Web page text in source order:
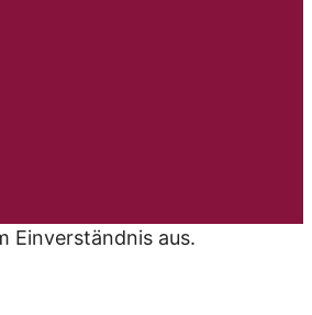
Einverständnis aus.